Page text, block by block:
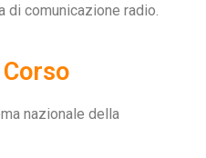
di comunicazione radio.
nazionale della